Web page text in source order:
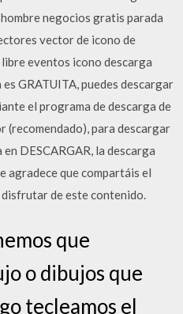
negocios gratis parada
vector de icono de
eventos icono descarga
GRATUITA, puedes descargar
el programa de descarga de
(recomendado), para descargar
DESCARGAR, la descarga
agradece que compartáis el
de este contenido.
que
o dibujos que
tecleamos el